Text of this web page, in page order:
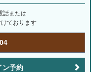
話または
ております
ン予約